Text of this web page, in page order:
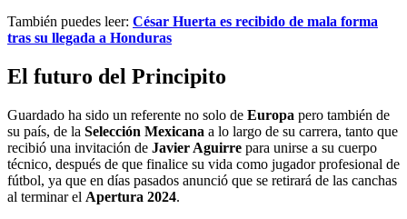
También puedes leer: César Huerta es recibido de mala forma
tras su llegada a Honduras
El futuro del Principito
Guardado ha sido un referente no solo de Europa pero también de
su país, de la Selección Mexicana a lo largo de su carrera, tanto que
recibió una invitación de Javier Aguirre para unirse a su cuerpo
técnico, después de que finalice su vida como jugador profesional de
fútbol, ya que en días pasados anunció que se retirará de las canchas
al terminar el Apertura 2024.